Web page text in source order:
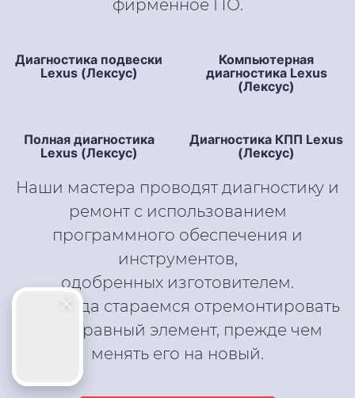
фирменное ПО.
Диагностика подвески
Lexus (Лексус)
Компьютерная
диагностика Lexus
(Лексус)
Полная диагностика
Lexus (Лексус)
Диагностика КПП Lexus
(Лексус)
Наши мастера проводят диагностику и
ремонт с использованием
программного обеспечения и
инструментов,
одобренных изготовителем.
Мы всегда стараемся отремонтировать
неисправный элемент, прежде чем
менять его на новый.